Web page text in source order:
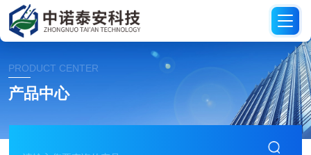
PRODUCT CENTER
产品中心